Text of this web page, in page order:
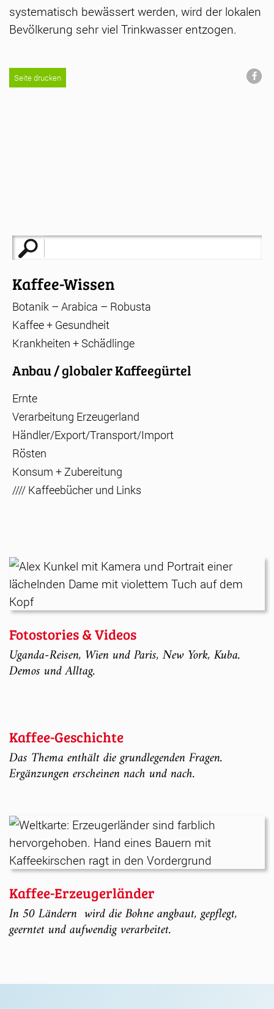
systematisch bewässert werden, wird der lokalen
Bevölkerung sehr viel Trinkwasser entzogen.
Seite drucken
Suche
nach:
Kaffee-Wissen
Botanik – Arabica – Robusta
Kaffee + Gesundheit
Krankheiten + Schädlinge
Anbau / globaler Kaffeegürtel
Ernte
Verarbeitung Erzeugerland
Händler/Export/Transport/Import
Rösten
Konsum + Zubereitung
//// Kaffeebücher und Links
Fotostories & Videos
Uganda-Reisen, Wien und Paris, New York, Kuba.
Demos und Alltag.
Kaffee-Geschichte
Das Thema enthält die grundlegenden Fragen.
Ergänzungen erscheinen nach und nach.
Kaffee-Erzeugerländer
In 50 Ländern wird die Bohne angbaut, gepflegt,
geerntet und aufwendig verarbeitet.